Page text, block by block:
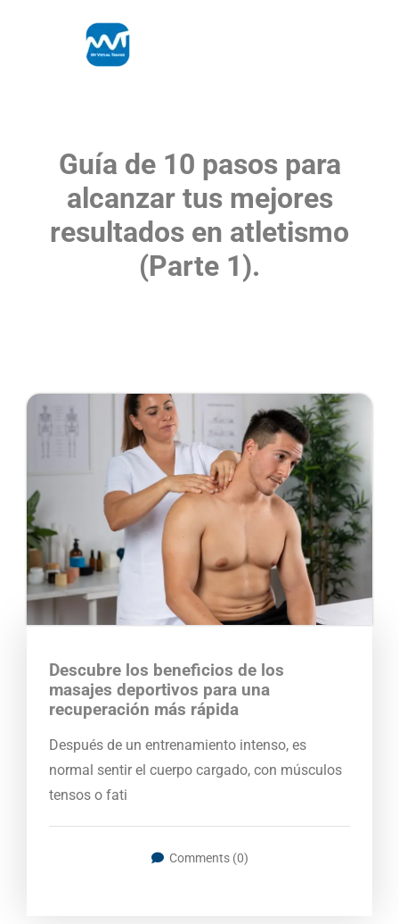
Guía de 10 pasos para
alcanzar tus mejores
resultados en atletismo
(Parte 1).
Descubre los beneficios de los
masajes deportivos para una
recuperación más rápida
Después de un entrenamiento intenso, es
normal sentir el cuerpo cargado, con músculos
tensos o fati
Comments (0)